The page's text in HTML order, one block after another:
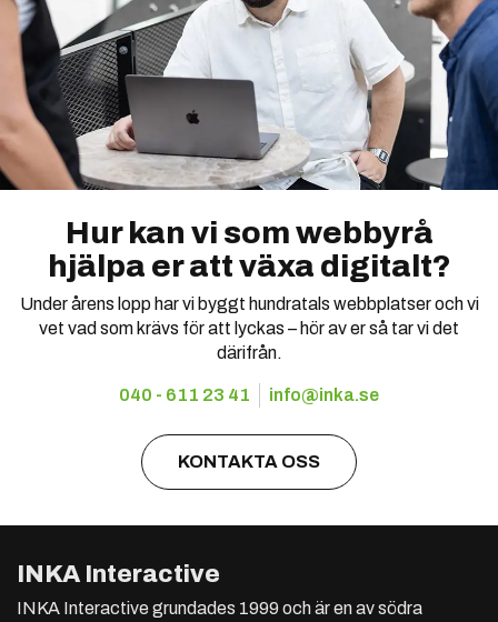
Hur kan vi som webbyrå
hjälpa er att växa digitalt?
Under årens lopp har vi byggt hundratals webbplatser och vi
vet vad som krävs för att lyckas – hör av er så tar vi det
därifrån.
040 - 611 23 41 info@inka.se
KONTAKTA OSS
INKA Interactive
INKA Interactive grundades 1999 och är en av södra